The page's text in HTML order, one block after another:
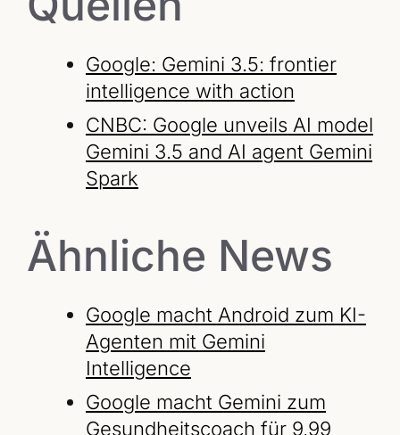
Google: Gemini 3.5: frontier
intelligence with action
CNBC: Google unveils AI model
Gemini 3.5 and AI agent Gemini
Spark
Ähnliche News
Google macht Android zum KI-
Agenten mit Gemini
Intelligence
Google macht Gemini zum
Gesundheitscoach für 9,99